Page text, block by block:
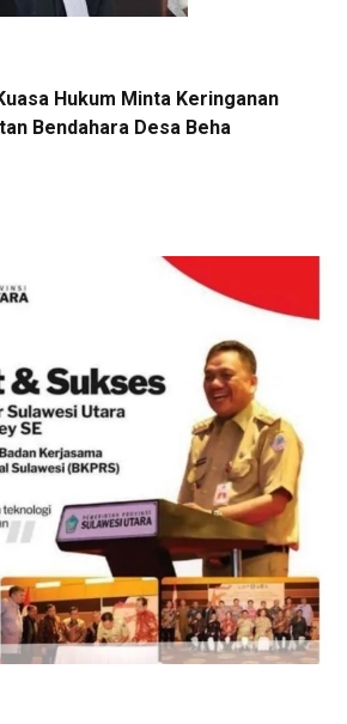
Hukum Minta Keringanan
Bendahara Desa Beha